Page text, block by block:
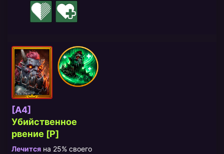
[A4]
Убийственное
рвение [P]
Лечится на 25% своего